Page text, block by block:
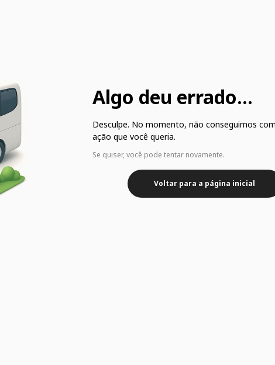
Algo deu errado...
Desculpe. No momento, não conseguimos
ação que você queria.
Se quiser, você pode tentar novamente.
Voltar para a página inicial